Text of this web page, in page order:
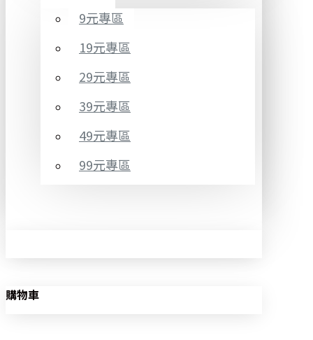
9元專區
19元專區
29元專區
39元專區
49元專區
99元專區
購物車